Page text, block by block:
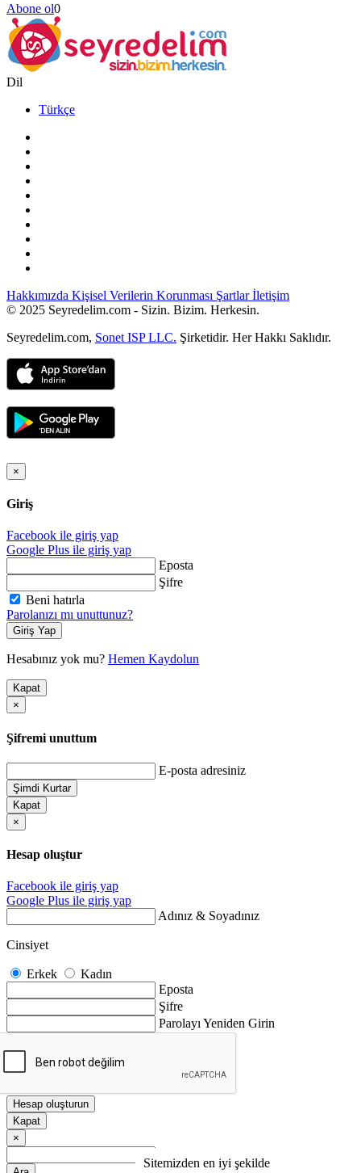
Abone ol0
Sitemizden en iyi şekilde
Dil
Türkçe
Hakkımızda Kişisel Verilerin Korunması Şartlarİletişim
© 2025 Seyredelim.com - Sizin. Bizim. Herkesin.
Seyredelim.com, Sonet ISP LLC. Şirketidir. Her Hakkı Saklıdır.
×
Giriş
Facebook ile giriş yap
Google Plus ile giriş yap
Eposta
Şifre
Beni hatırla
Parolanızı mı unuttunuz?
Giriş Yap
Hesabınız yok mu? Hemen Kaydolun
Kapat
×
Şifremi unuttum
E-posta adresiniz
Şimdi Kurtar
Kapat
×
Hesap oluştur
Facebook ile giriş yap
Google Plus ile giriş yap
Adınız & Soyadınız
Cinsiyet
Erkek
Kadın
Eposta
Şifre
Parolayı Yeniden Girin
Hesap oluşturun
Kapat
×